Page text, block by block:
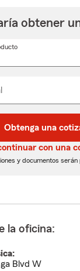
obtener
desplegable
de
5
dígitos
de
5
dígitos
Obtenga una
con una
y documentos serán
la oficina:
Blvd W